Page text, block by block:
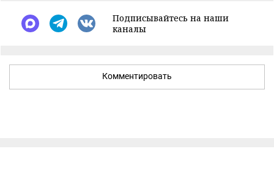
Подписывайтесь на наши
каналы
Комментировать